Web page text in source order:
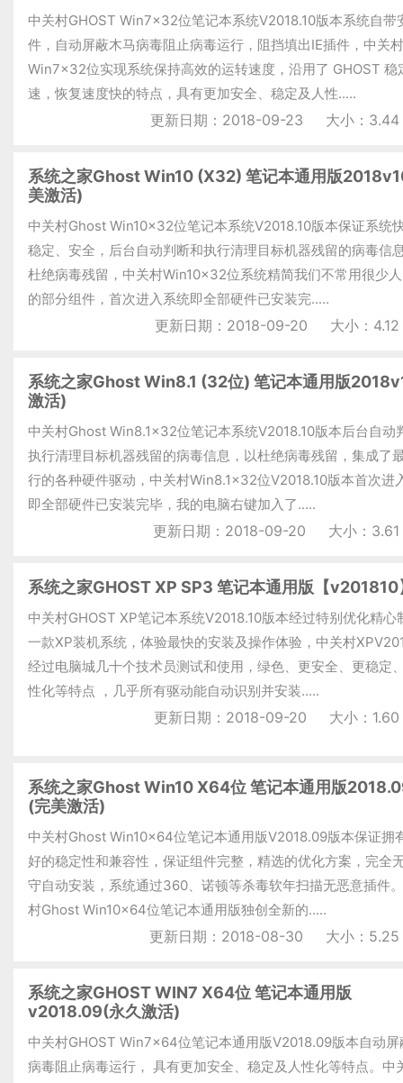
中关村GHOST Win7x32位笔记本系统V2018.10版本系统自带
件，自动屏蔽木马病毒阻止病毒运行，阻挡填出IE插件，中关村
Win7x32位实现系统保持高效的运转速度，沿用了 GHOST 稳
速，恢复速度快的特点，具有更加安全、稳定及人性.....
更新日期：2018-09-23 大小：3.44
系统之家Ghost Win10 (X32) 笔记本通用版
美激活)
中关村Ghost Win10x32位笔记本系统V2018.10版本保证系统
稳定、安全，后台自动判断和执行清理目标机器残留的病毒信
杜绝病毒残留，中关村Win10x32位系统精简我们不常用很少
的部分组件，首次进入系统即全部硬件已安装完.....
更新日期：2018-09-20 大小：
系统之家Ghost Win8.1 (32位) 笔记本通用版
激活)
中关村Ghost Win8.1x32位笔记本系统V2018.10版本后台自动
执行清理目标机器残留的病毒信息，以杜绝病毒残留，集成了
行的各种硬件驱动，中关村Win8.1x32位V2018.10版本首次进
即全部硬件已安装完毕，我的电脑右键加入了.....
更新日期：2018-09-20 大小：3.61
系统之家GHOST XP SP3 笔记本通用版【v201810
中关村GHOST XP笔记本系统V2018.10版本经过特别优化精心
一款XP装机系统，体验最快的安装及操作体验，中关村
经过电脑城几十个技术员测试和使用，绿色、更安全、更稳定
性化等特点 ，几乎所有驱动能自动识别并安装.....
更新日期：2018-09-20 大小：1.60
系统之家Ghost Win10 X64位 笔记本通用版
(完美激活)
中关村Ghost Win10x64位笔记本通用版V2018.09版本保证拥
好的稳定性和兼容性，保证组件完整，精选的优化方案，完全
守自动安装，系统通过360、诺顿等杀毒软年扫描无恶意插件
村Ghost Win10x64位笔记本通用版独创全新的.....
更新日期：2018-08-30 大小：5.25
系统之家GHOST WIN7 X64位 笔记本通用版
v2018.09(永久激活)
中关村GHOST Win7x64位笔记本通用版V2018.09版本自动屏
病毒阻止病毒运行， 具有更加安全、稳定及人性化等特点。中